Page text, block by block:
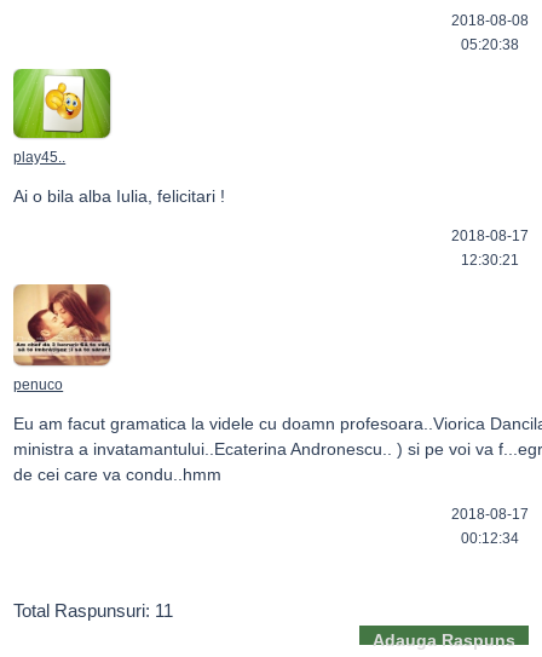
2018-08-08
05:20:38
play45..
Ai o bila alba Iulia, felicitari !
2018-08-17
12:30:21
penuco
Eu am facut gramatica la videle cu doamn profesoara..Viorica
ministra a invatamantului..Ecaterina Andronescu.. ) si pe voi va
de cei care va condu..hmm
2018-08-17
00:12:34
Total Raspunsuri: 11
Adauga Raspuns